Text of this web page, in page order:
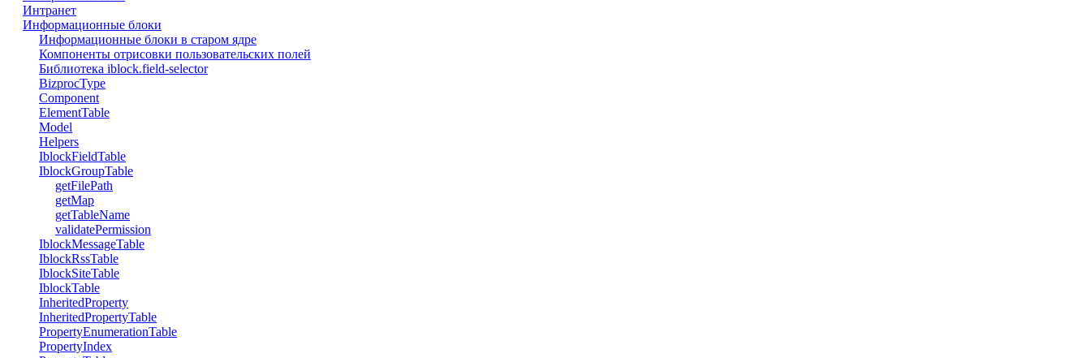
Интранет
Информационные блоки
Информационные блоки в старом ядре
Компоненты отрисовки пользовательских полей
Библиотека iblock.field-selector
BizprocType
Component
ElementTable
Model
Helpers
IblockFieldTable
IblockGroupTable
getFilePath
getMap
getTableName
validatePermission
IblockMessageTable
IblockRssTable
IblockSiteTable
IblockTable
InheritedProperty
InheritedPropertyTable
PropertyEnumerationTable
PropertyIndex